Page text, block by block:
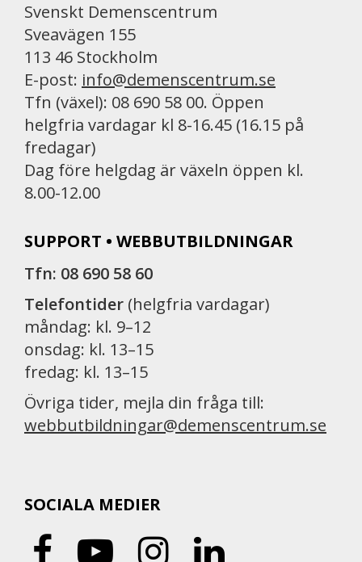
Svenskt Demenscentrum
Sveavägen 155
113 46 Stockholm
E-post: info@demenscentrum.se
Tfn (växel): 08 690 58 00. Öppen
helgfria vardagar kl 8-16.45 (16.15 på
fredagar)
Dag före helgdag är växeln öppen kl.
8.00-12.00
SUPPORT • WEBBUTBILDNINGAR
Tfn: 08 690 58 60
Telefontider (helgfria vardagar)
måndag: kl. 9–12
onsdag: kl. 13–15
fredag: kl. 13–15
Övriga tider, mejla din fråga till:
webbutbildningar@demenscentrum.se
SOCIALA MEDIER